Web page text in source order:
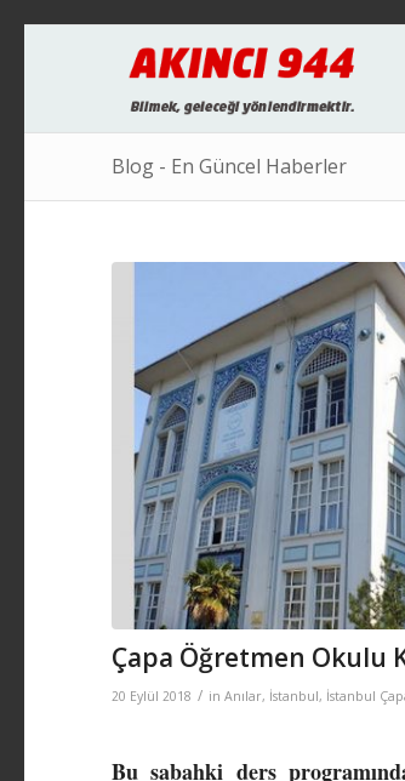
Blog - En Güncel Haberler
Çapa Öğretmen Okulu
20 Eylül 2018 / in Anılar, İstanbul, İstanbul
Bu sabahki ders